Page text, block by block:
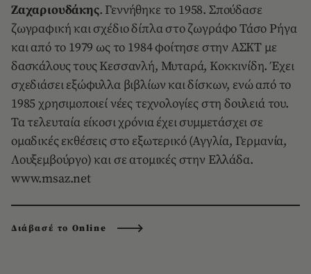
Ζαχαριουδάκης. Γεννήθηκε το 1958. Σπούδασε
ζωγραφική και σχέδιο δίπλα στο ζωγράφο Τάσο Ρήγα
και από το 1979 ως το 1984 φοίτησε στην ΑΣΚΤ με
δασκάλους τους Κεσσανλή, Μυταρά, Κοκκινίδη. Έχει
σχεδιάσει εξώφυλλα βιβλίων και δίσκων, ενώ από το
1985 χρησιμοποιεί νέες τεχνολογίες στη δουλειά του.
Τα τελευταία είκοσι χρόνια έχει συμμετάσχει σε
ομαδικές εκθέσεις στο εξωτερικό (Αγγλία, Γερμανία,
Λουξεμβούργο) και σε ατομικές στην Ελλάδα.
www.msaz.net
Διάβασέ το Online